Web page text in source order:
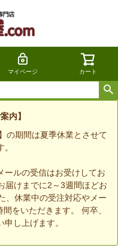
マイページ カート
内】
の期間は夏季休業とさせて
ールの受信はお受けしてお
届けまでに2～3週間ほどお
、休業中の受注対応やメー
をいただきます。 何卒、
し上げます。